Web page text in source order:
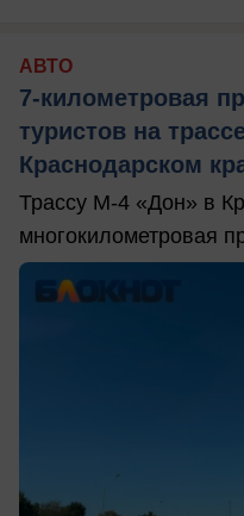
АВТО
7-километровая
туристов на
Краснодарском
Трассу М-4 «Дон» в
многокилометровая